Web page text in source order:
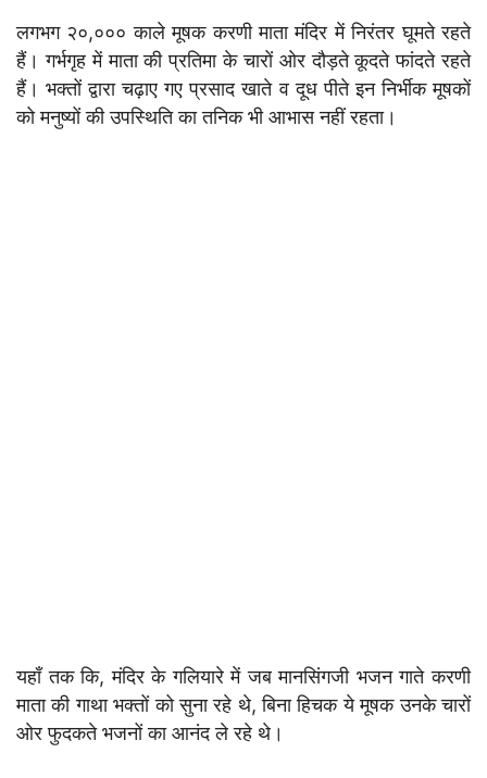
लगभग २०,००० काले मूषक करणी माता मंदिर में निरंतर घूमते रहते
हैं। गर्भगृह में माता की प्रतिमा के चारों ओर दौड़ते कूदते फांदते रहते
हैं। भक्तों द्वारा चढ़ाए गए प्रसाद खाते व दूध पीते इन निर्भीक मूषकों
को मनुष्यों की उपस्थिति का तनिक भी आभास नहीं रहता।
यहाँ तक कि, मंदिर के गलियारे में जब मानसिंगजी भजन गाते करणी
माता की गाथा भक्तों को सुना रहे थे, बिना हिचक ये मूषक उनके चारों
ओर फुदकते भजनों का आनंद ले रहे थे।